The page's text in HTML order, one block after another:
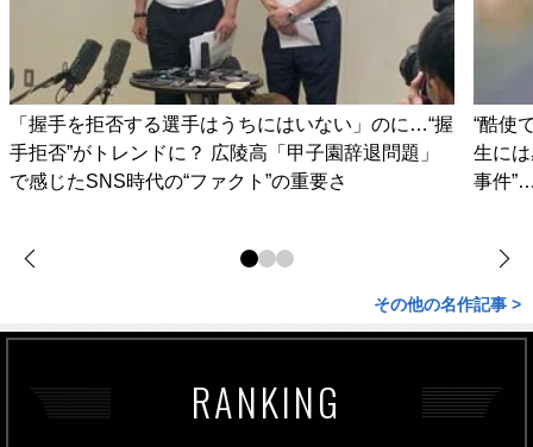
「握手を拒否する選手はうちにはいない」のに…“握
手拒否”がトレンドに？ 広陵高「甲子園辞退問題」
で感じたSNS時代の“ファクト”の重要さ
“酷使
生に
事件
その他の名作記事 >
RANKING